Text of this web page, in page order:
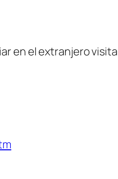
en el extranjero